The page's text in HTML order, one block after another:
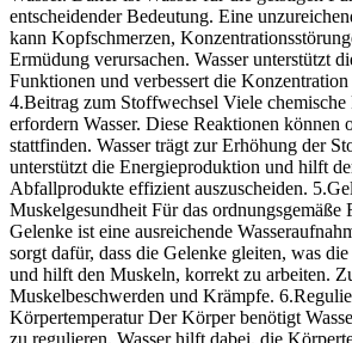
entscheidender Bedeutung. Eine
kann Kopfschmerzen,
Ermüdung verursachen. Wasser unterstützt
Funktionen und verbessert die
4.Beitrag zum Stoffwechsel Viele
erfordern Wasser. Diese Reaktionen können
stattfinden. Wasser trägt zur Erhöhung der
unterstützt die Energieproduktion und hilft
Abfallprodukte effizient auszuscheiden.
Muskelgesundheit Für das ordnungsgemäße
Gelenke ist eine ausreichende
sorgt dafür, dass die Gelenke gleiten, was
und hilft den Muskeln, korrekt zu arbeiten.
Muskelbeschwerden und Krämpfe.
Körpertemperatur Der Körper benötigt